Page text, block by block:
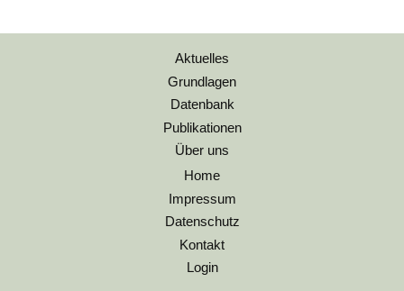
Aktuelles
Grundlagen
Datenbank
Publikationen
Über uns
Home
Impressum
Datenschutz
Kontakt
Login